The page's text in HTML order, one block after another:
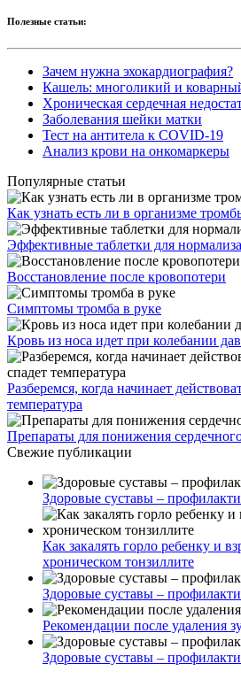
Полезные статьи:
Зачем нужна эхокардиография?
Кашель: многоликий и
Хроническая сердечная
Заболевания шейки матки
Тест на антитела к COVID-19
Анализ крови на онкомаркеры
Популярные статьи
Как узнать есть ли в организме
Эффективные таблетки для
Восстановление после кровопотери
Симптомы тромба в руке
Кровь из носа идет при колебании
Разберемся, когда начинает
температура
Препараты для понижения
Свежие публикации
Здоровые суставы –
Как закалять горло ребенку и
хроническом тонзиллите
Здоровые суставы –
Рекомендации после удаления
Здоровые суставы –